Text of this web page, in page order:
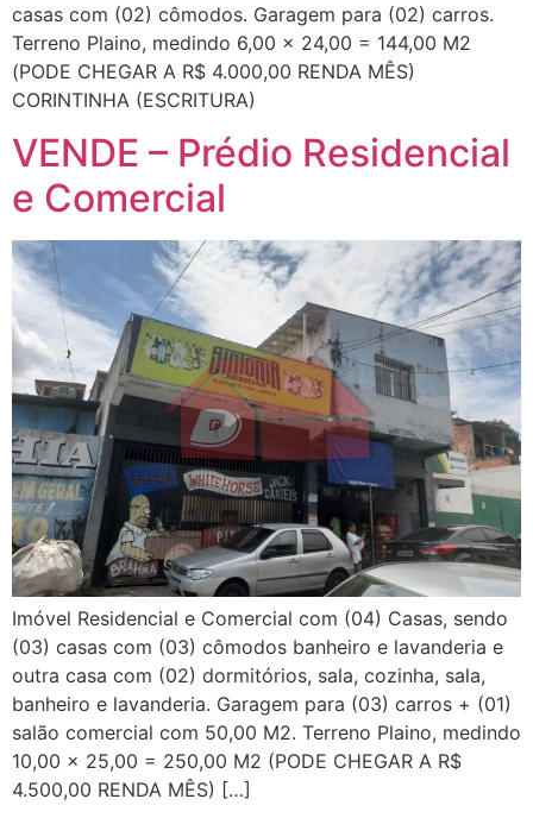
casas com (02) cômodos. Garagem para (02) carros.
Terreno Plaino, medindo 6,00 x 24,00 = 144,00 M2
(PODE CHEGAR A R$ 4.000,00 RENDA MÊS)
CORINTINHA (ESCRITURA)
VENDE – Prédio Residencial
e Comercial
Imóvel Residencial e Comercial com (04) Casas, sendo
(03) casas com (03) cômodos banheiro e lavanderia e
outra casa com (02) dormitórios, sala, cozinha, sala,
banheiro e lavanderia. Garagem para (03) carros + (01)
salão comercial com 50,00 M2. Terreno Plaino, medindo
10,00 x 25,00 = 250,00 M2 (PODE CHEGAR A R$
4.500,00 RENDA MÊS) […]